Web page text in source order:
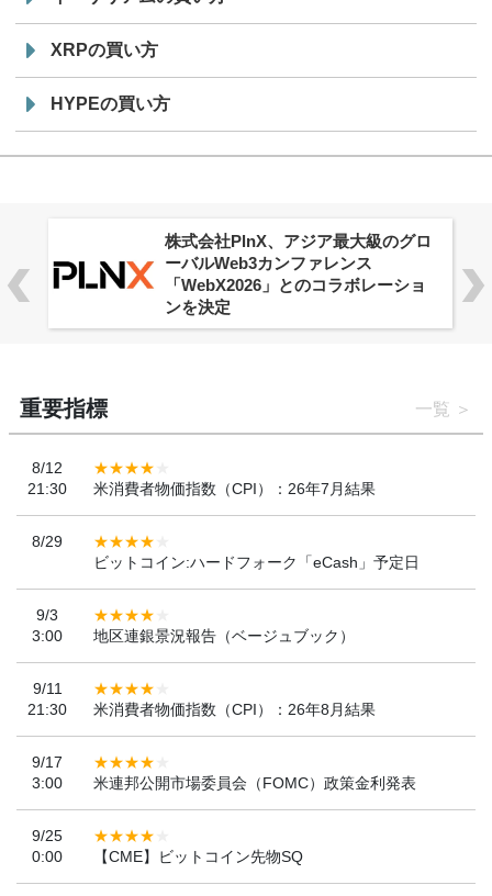
XRPの買い方
HYPEの買い方
株式会社PlnX、アジア最大級のグロ
ーバルWeb3カンファレンス
「WebX2026」とのコラボレーショ
ンを決定
重要指標 一覧
8/12
21:30
米消費者物価指数（CPI）：26年7月結果
8/29
ビットコイン:ハードフォーク「eCash」予定日
9/3
3:00
地区連銀景況報告（ベージュブック）
9/11
21:30
米消費者物価指数（CPI）：26年8月結果
9/17
3:00
米連邦公開市場委員会（FOMC）政策金利発表
9/25
0:00
【CME】ビットコイン先物SQ